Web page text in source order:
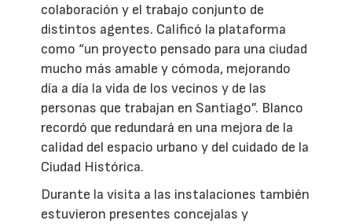
colaboración y el trabajo conjunto de
distintos agentes. Calificó la plataforma
como “un proyecto pensado para una ciudad
mucho más amable y cómoda, mejorando
día a día la vida de los vecinos y de las
personas que trabajan en Santiago”. Blanco
recordó que redundará en una mejora de la
calidad del espacio urbano y del cuidado de la
Ciudad Histórica.
Durante la visita a las instalaciones también
estuvieron presentes concejalas y